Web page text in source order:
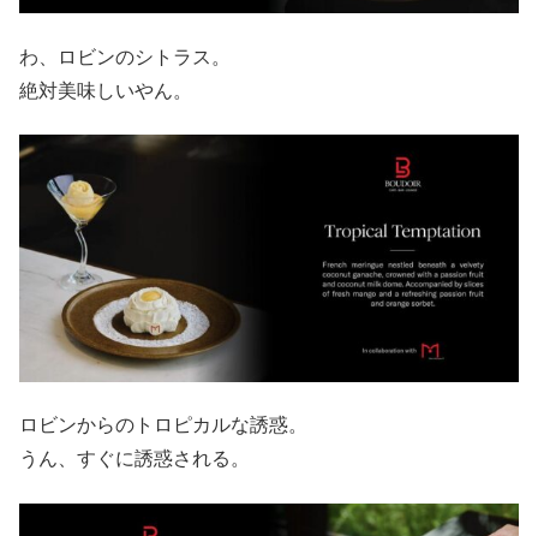
わ、ロビンのシトラス。
絶対美味しいやん。
ロビンからのトロピカルな誘惑。
うん、すぐに誘惑される。